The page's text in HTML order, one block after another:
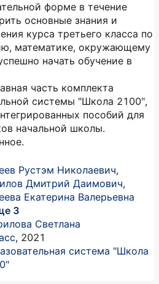
форме в течение
основные знания и
курса третьего класса по
математике, окружающему
начать обучение в
часть комплекта
системы "Школа 2100",
пособий для
начальной школы.
Рустэм Николаевич,
Дмитрий Даимович,
Екатерина Валерьевна
3
Светлана
, 2021
система "Школа